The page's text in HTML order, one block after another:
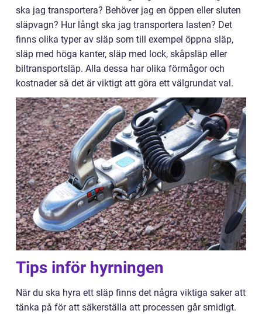
ska jag transportera? Behöver jag en öppen eller sluten
släpvagn? Hur långt ska jag transportera lasten? Det
finns olika typer av släp som till exempel öppna släp,
släp med höga kanter, släp med lock, skåpsläp eller
biltransportsläp. Alla dessa har olika förmågor och
kostnader så det är viktigt att göra ett välgrundat val.
Tips inför hyrningen
När du ska hyra ett släp finns det några viktiga saker att
tänka på för att säkerställa att processen går smidigt.